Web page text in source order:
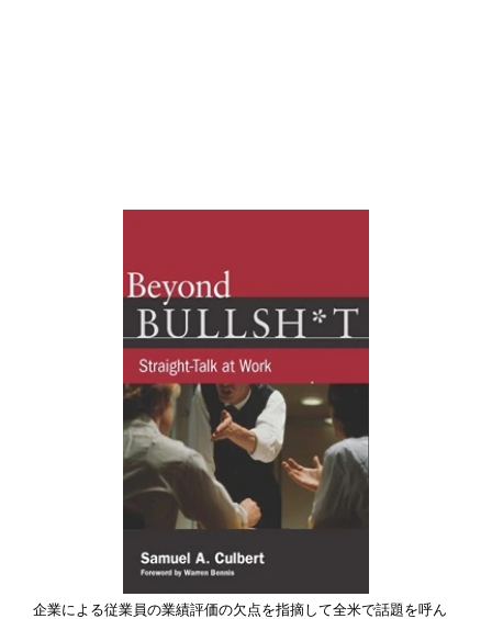
企業による従業員の業績評価の欠点を指摘して全米で話題を呼ん